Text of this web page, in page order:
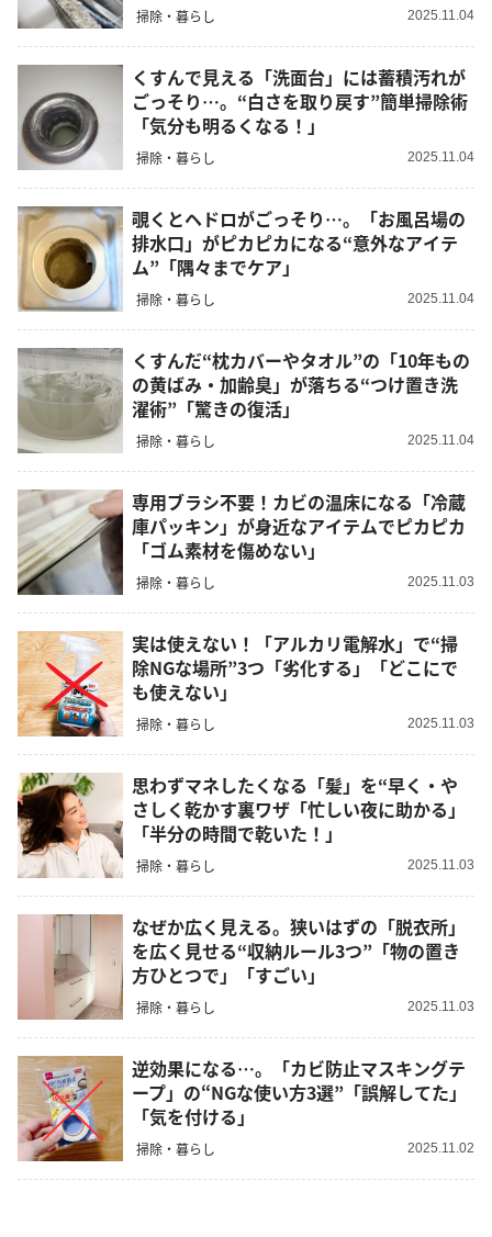
掃除・暮らし 2025.11.04
くすんで見える「洗面台」には蓄積汚れが
ごっそり…。“白さを取り戻す”簡単掃除術
「気分も明るくなる！」
掃除・暮らし 2025.11.04
覗くとヘドロがごっそり…。「お風呂場の
排水口」がピカピカになる“意外なアイテ
ム”「隅々までケア」
掃除・暮らし 2025.11.04
くすんだ“枕カバーやタオル”の「10年もの
の黄ばみ・加齢臭」が落ちる“つけ置き洗
濯術”「驚きの復活」
掃除・暮らし 2025.11.04
専用ブラシ不要！カビの温床になる「冷蔵
庫パッキン」が身近なアイテムでピカピカ
「ゴム素材を傷めない」
掃除・暮らし 2025.11.03
実は使えない！「アルカリ電解水」で“掃
除NGな場所”3つ「劣化する」「どこにで
も使えない」
掃除・暮らし 2025.11.03
思わずマネしたくなる「髪」を“早く・や
さしく乾かす裏ワザ「忙しい夜に助かる」
「半分の時間で乾いた！」
掃除・暮らし 2025.11.03
なぜか広く見える。狭いはずの「脱衣所」
を広く見せる“収納ルール3つ”「物の置き
方ひとつで」「すごい」
掃除・暮らし 2025.11.03
逆効果になる…。「カビ防止マスキングテ
ープ」の“NGな使い方3選”「誤解してた」
「気を付ける」
掃除・暮らし 2025.11.02